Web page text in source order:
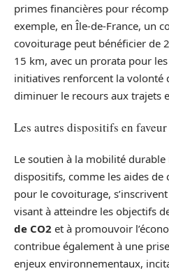
primes financières pour
exemple, en Île-de-France, un
covoiturage peut bénéficier de
15 km, avec un prorata pour
initiatives renforcent la volonté
diminuer le recours aux trajets
Les autres dispositifs en
Le soutien à la mobilité durable
dispositifs, comme les aides
pour le covoiturage,
visant à atteindre les objectifs
de CO2 et à promouvoir
contribue également à une
enjeux environnementaux,